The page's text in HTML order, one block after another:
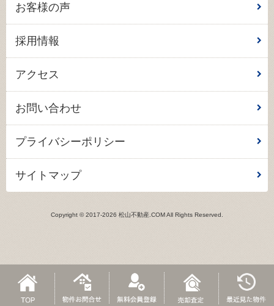
お客様の声
採用情報
アクセス
お問い合わせ
プライバシーポリシー
サイトマップ
Copyright © 2017-2026 松山不動産.COM All Rights Reserved.